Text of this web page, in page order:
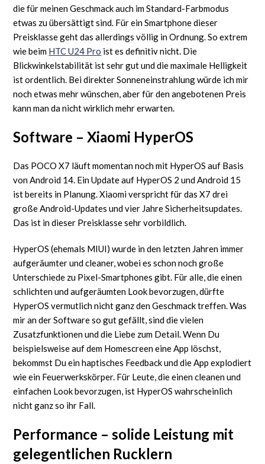
die für meinen Geschmack auch im Standard-Farbmodus
etwas zu übersättigt sind. Für ein Smartphone dieser
Preisklasse geht das allerdings völlig in Ordnung. So extrem
wie beim HTC U24 Pro ist es definitiv nicht. Die
Blickwinkelstabilität ist sehr gut und die maximale Helligkeit
ist ordentlich. Bei direkter Sonneneinstrahlung würde ich mir
noch etwas mehr wünschen, aber für den angebotenen Preis
kann man da nicht wirklich mehr erwarten.
Software – Xiaomi HyperOS
Das POCO X7 läuft momentan noch mit HyperOS auf Basis
von Android 14. Ein Update auf HyperOS 2 und Android 15
ist bereits in Planung. Xiaomi verspricht für das X7 drei
große Android-Updates und vier Jahre Sicherheitsupdates.
Das ist in dieser Preisklasse sehr vorbildlich.
HyperOS (ehemals MIUI) wurde in den letzten Jahren immer
aufgeräumter und cleaner, wobei es schon noch große
Unterschiede zu Pixel-Smartphones gibt. Für alle, die einen
schlichten und aufgeräumten Look bevorzugen, dürfte
HyperOS vermutlich nicht ganz den Geschmack treffen. Was
mir an der Software so gut gefällt, sind die vielen
Zusatzfunktionen und die Liebe zum Detail. Wenn Du
beispielsweise auf dem Homescreen eine App löschst,
bekommst Du ein haptisches Feedback und die App explodiert
wie ein Feuerwerkskörper. Für Leute, die einen cleanen und
einfachen Look bevorzugen, ist HyperOS wahrscheinlich
nicht ganz so ihr Fall.
Performance – solide Leistung mit
gelegentlichen Rucklern